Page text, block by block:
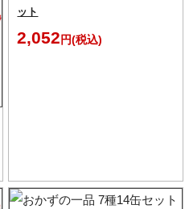
ット
2,052 円(税込)